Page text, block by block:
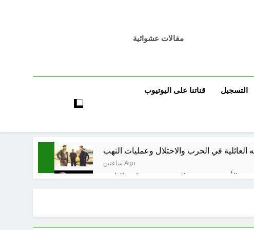
مقالات عشوائية
التسجيل قناتنا على اليوتيوب
ساعتين Ago